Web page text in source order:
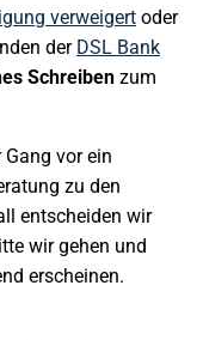
verweigert oder
der DSL Bank
Schreiben zum
vor ein
zu den
entscheiden wir
wir gehen und
erscheinen.